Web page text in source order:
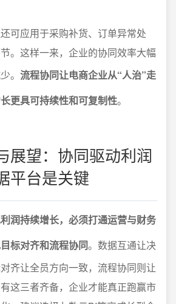
可应用于采购补货、订单异常处
。这样一来，企业的协同效率大幅
。 流程协同让电商企业从“人治”走
更具可持续性和可复制性。
展望：协同驱动利润
平台是关键
润持续增长，必须打通运营与财务
标对齐和流程协同。数据互通让决
齐让全员方向一致，流程协同则让
这三者齐备，企业才能真正跑赢市